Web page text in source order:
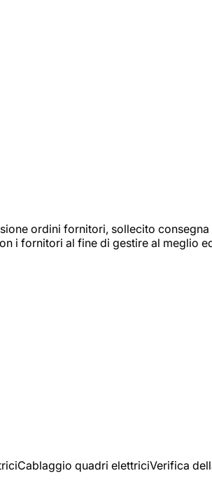
ordini fornitori, sollecito consegna
i fornitori al fine di gestire al meglio
quadri elettriciVerifica